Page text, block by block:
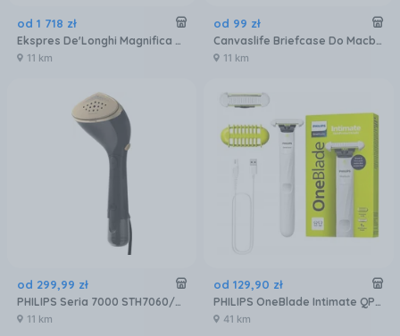
od 1 718 zł
Ekspres De'Longhi Magnifica Evo ECAM290.81.TB
11 km
od 99 zł
Canvaslife Briefcase Do Macbook Pro 15 Blue Camellia
11 km
od 299,99 zł
PHILIPS Seria 7000 STH7060/80
11 km
od 129,90 zł
PHILIPS OneBlade Intimate QP1924/22
41 km